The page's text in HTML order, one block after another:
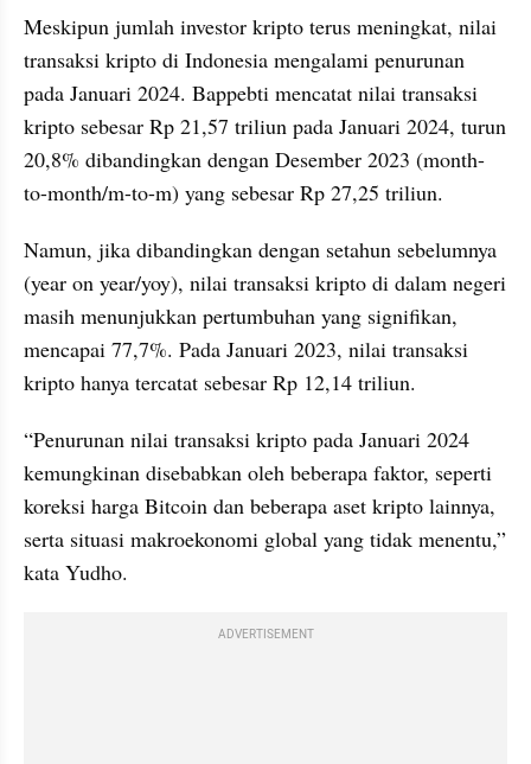
Meskipun jumlah investor kripto terus meningkat, nilai
transaksi kripto di Indonesia mengalami penurunan
pada Januari 2024. Bappebti mencatat nilai transaksi
kripto sebesar Rp 21,57 triliun pada Januari 2024, turun
20,8% dibandingkan dengan Desember 2023 (month-
to-month/m-to-m) yang sebesar Rp 27,25 triliun.
Namun, jika dibandingkan dengan setahun sebelumnya
(year on year/yoy), nilai transaksi kripto di dalam negeri
masih menunjukkan pertumbuhan yang signifikan,
mencapai 77,7%. Pada Januari 2023, nilai transaksi
kripto hanya tercatat sebesar Rp 12,14 triliun.
“Penurunan nilai transaksi kripto pada Januari 2024
kemungkinan disebabkan oleh beberapa faktor, seperti
koreksi harga Bitcoin dan beberapa aset kripto lainnya,
serta situasi makroekonomi global yang tidak menentu,”
kata Yudho.
ADVERTISEMENT